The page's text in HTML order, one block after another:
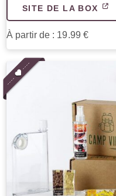
SITE DE LA BOX
À partir de : 19.99 €